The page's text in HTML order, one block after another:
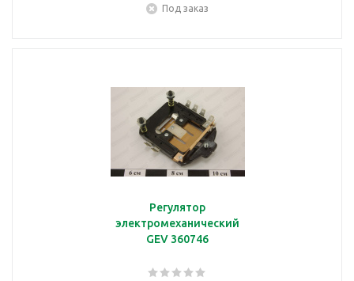
Под заказ
Регулятор
электромеханический
GEV 360746